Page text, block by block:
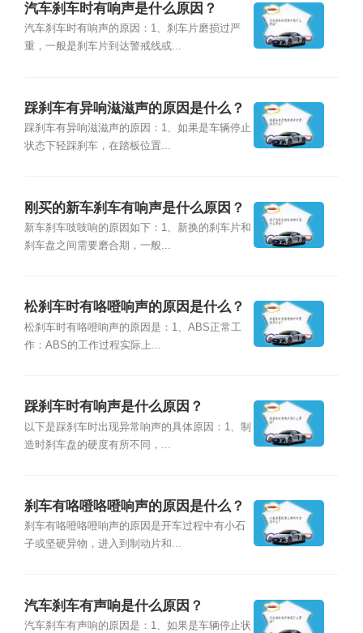
汽车刹车时有响声是什么原因？
汽车刹车时有响声的原因：1、刹车片磨损过严
重，一般是刹车片到达警戒线或...
踩刹车有异响滋滋声的原因是什么？
踩刹车有异响滋滋声的原因：1、如果是车辆停止
状态下轻踩刹车，在踏板位置...
刚买的新车刹车有响声是什么原因？
新车刹车吱吱响的原因如下：1、新换的刹车片和
刹车盘之间需要磨合期，一般...
松刹车时有咯噔响声的原因是什么？
松刹车时有咯噔响声的原因是：1、ABS正常工
作：ABS的工作过程实际上...
踩刹车时有响声是什么原因？
以下是踩刹车时出现异常响声的具体原因：1、制
造时刹车盘的硬度有所不同，...
刹车有咯噔咯噔响声的原因是什么？
刹车有咯噔咯噔响声的原因是开车过程中有小石
子或坚硬异物，进入到制动片和...
汽车刹车有声响是什么原因？
汽车刹车有声响的原因是：1、如果是车辆停止状